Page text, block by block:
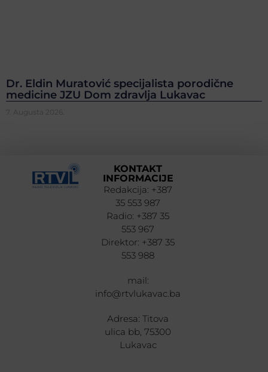
Dr. Eldin Muratović specijalista porodične
medicine JZU Dom zdravlja Lukavac
7. Augusta 2026.
KONTAKT
INFORMACIJE
Redakcija: +387
35 553 987
Radio: +387 35
553 967
Direktor: +387 35
553 988
mail:
info@rtvlukavac.ba
Adresa: Titova
ulica bb, 75300
Lukavac